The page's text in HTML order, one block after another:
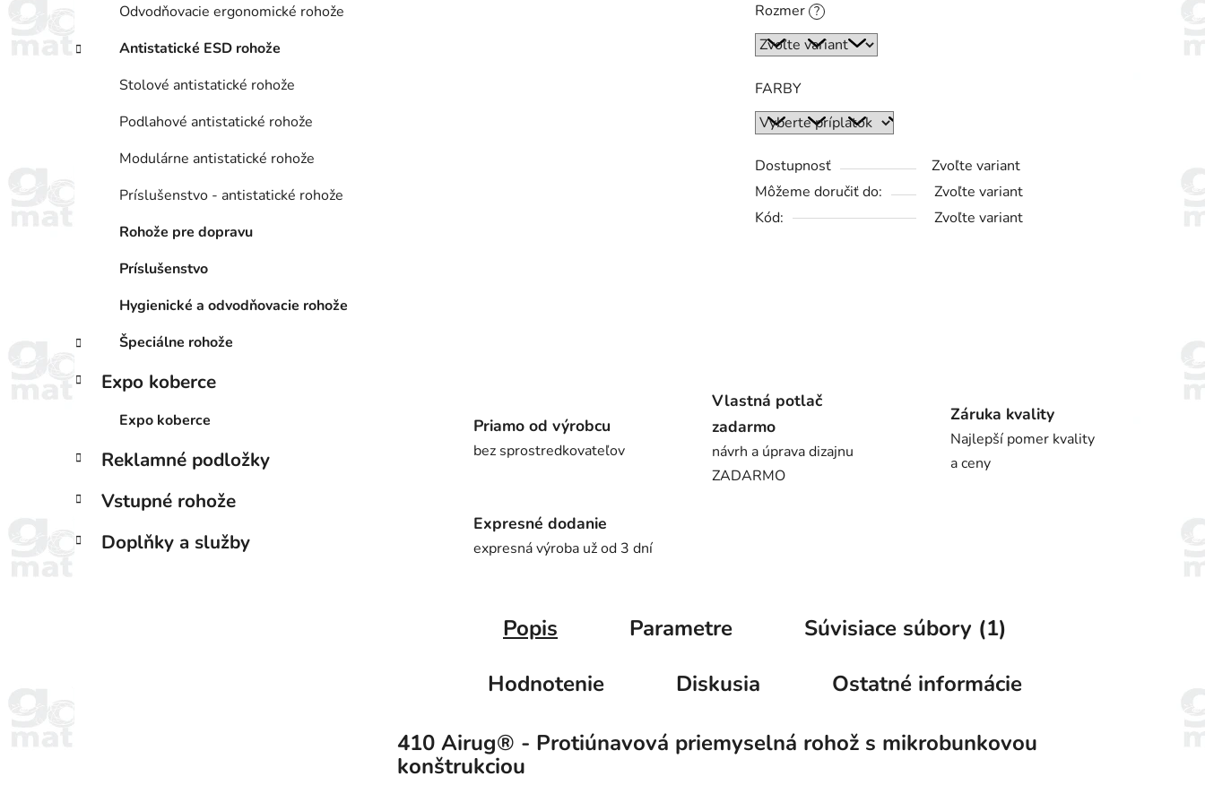
Odvodňovacie ergonomické rohože
Antistatické ESD rohože
Stolové antistatické rohože
Podlahové antistatické rohože
Modulárne antistatické rohože
Príslušenstvo - antistatické rohože
Rohože pre dopravu
Príslušenstvo
Hygienické a odvodňovacie rohože
Špeciálne rohože
Expo koberce
Expo koberce
Reklamné podložky
Vstupné rohože
Doplňky a služby
Rozmer ?
FARBY
Dostupnosť
Zvoľte variant
Môžeme doručiť do:
Zvoľte variant
Kód:
Zvoľte variant
Priamo od výrobcu
bez sprostredkovateľov
Vlastná potlač
zadarmo
návrh a úprava dizajnu
ZADARMO
Záruka kvality
Najlepší pomer kvality
a ceny
Expresné dodanie
expresná výroba už od 3 dní
Popis Parametre
Súvisiace súbory (1)
Hodnotenie
Diskusia Ostatné informácie
410 Airug® - Protiúnavová priemyselná rohož s mikrobunkovou
konštrukciou